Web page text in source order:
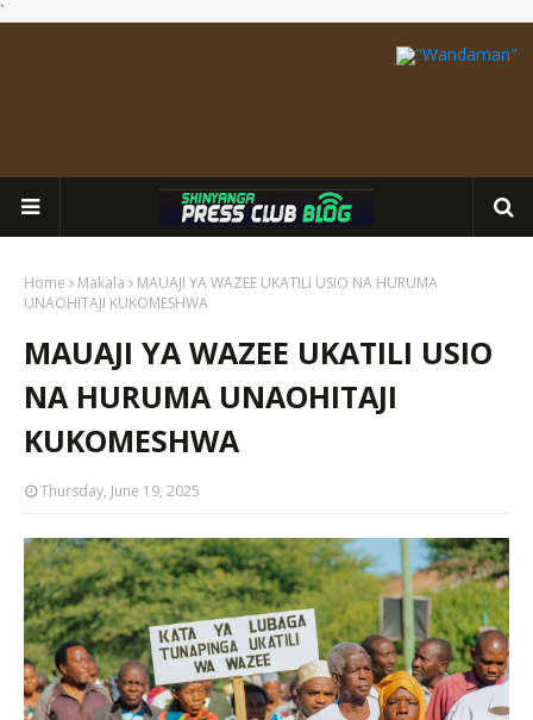
`
Home Makala
MAUAJI YA WAZEE UKATILI USIO NA HURUMA
UNAOHITAJI KUKOMESHWA
MAUAJI YA WAZEE UKATILI USIO
NA HURUMA UNAOHITAJI
KUKOMESHWA
Thursday, June 19, 2025